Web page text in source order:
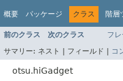
概要 パッケージ クラス 階層
前のクラス 次のクラス フ
サマリー: ネスト | フィールド | コ
otsu.hiGadget